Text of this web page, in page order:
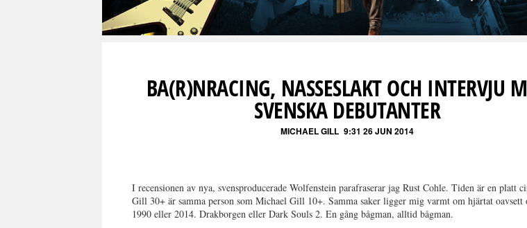
BA(R)NRACING, NASSESLAKT OCH INTERVJU
SVENSKA DEBUTANTER
MICHAEL GILL 9:31 26 JUN 2014
I recensionen av nya, svensproducerade Wolfenstein parafraserar jag Rust Cohle. Tiden är en platt
Gill 30+ är samma person som Michael Gill 10+. Samma saker ligger mig varmt om hjärtat oavsett
1990 eller 2014. Drakborgen eller Dark Souls 2. En gång bågman, alltid bågman.